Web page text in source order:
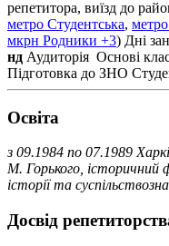
репетитора, виїзд до
метро Студентська,
мкрн Родники +3) Дні
нд Аудиторія Основі
Підготовка до ЗНО
Освiта
з 09.1984 по 07.1989
М. Горького, історичний
історії та
Досвід